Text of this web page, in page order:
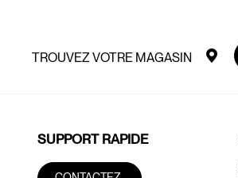
TROUVEZ VOTRE MAGASIN
SUPPORT RAPIDE